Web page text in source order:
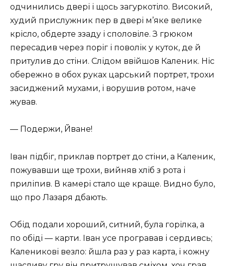
одчинились двері і щось загуркотіло. Високий,
худий прислужник пер в двері м’яке велике
крісло, обдерте ззаду і споловіле. З грюком
пересадив через поріг і поволік у куток, де й
притулив до стіни. Слідом ввійшов Каленик. Ніс
обережно в обох руках царський портрет, трохи
засиджений мухами, і ворушив ротом, наче
жував.
— Подержи, Йване!
Іван підбіг, приклав портрет до стіни, а Каленик,
пожувавши ще трохи, вийняв хліб з рота і
приліпив. В камері стало ще краще. Видно було,
що про Лазаря дбають.
Обід подали хороший, ситний, була горілка, а
по обіді — карти. Іван усе програвав і сердивсь;
Каленикові везло: йшла раз у раз карта, і кожну